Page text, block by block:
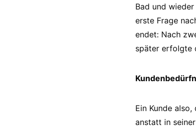
Bad und
erste Frage
endet: Nach
später erfolgte
Ein Kunde
anstatt in